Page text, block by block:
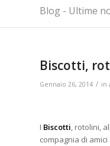
Blog - Ultime
Biscotti,
Gennaio 26, 2014 / in
I Biscotti, rotolini,
compagnia di